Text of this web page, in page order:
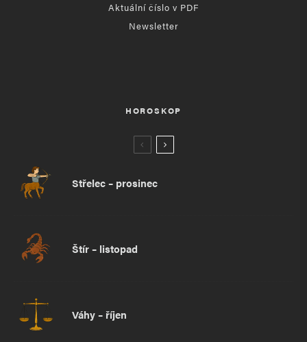
Aktuální číslo v PDF
Newsletter
HOROSKOP
Střelec – prosinec
Štír – listopad
Váhy – říjen